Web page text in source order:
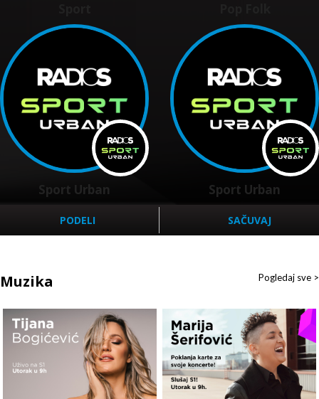
Sport Urban Sport Urban
PODELI SAČUVAJ
Muzika Pogledaj sve >